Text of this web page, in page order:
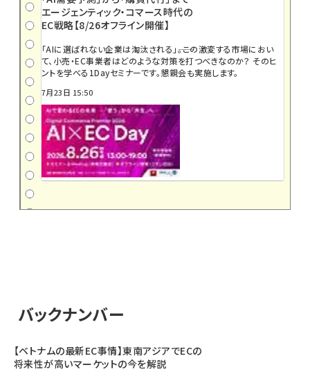
エージェンティック・コマース時代の
EC戦略【8/26オフライン開催】
「AIに選ばれない企業は淘汰される」――。この激変する市場におい
て、小売・EC事業者はどのような対策を打つべきなのか？ そのヒ
ントを学べる1Dayセミナーです。懇親会も実施します。
7月23日 15:50
バックナンバー
【ベトナムの最新EC事情】東南アジアでECの
将来性が高いマーケットの今を解説